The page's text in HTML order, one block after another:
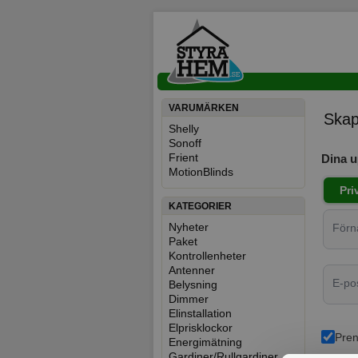
VARUMÄRKEN
Shelly
Sonoff
Frient
MotionBlinds
KATEGORIER
Nyheter
Paket
Kontrollenheter
Antenner
Belysning
Dimmer
Elinstallation
Elprisklockor
Energimätning
Dina
E-